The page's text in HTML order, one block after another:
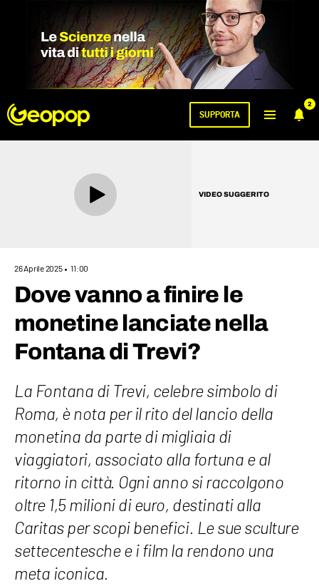
2
SUPPORTA
VIDEO SUGGERITO
26 Aprile 2025 11:00
Dove vanno a finire le
monetine lanciate nella
Fontana di Trevi?
La Fontana di Trevi, celebre simbolo di
Roma, è nota per il rito del lancio della
monetina da parte di migliaia di
viaggiatori, associato alla fortuna e al
ritorno in città. Ogni anno si raccolgono
oltre 1,5 milioni di euro, destinati alla
Caritas per scopi benefici. Le sue sculture
settecentesche e i film la rendono una
meta iconica.